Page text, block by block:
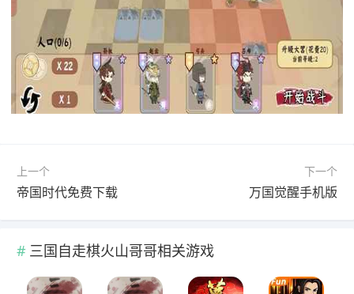
上一个
帝国时代免费下载
下一个
万国觉醒手机版
三国自走棋火山哥哥相关游戏